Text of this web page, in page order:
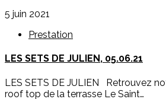
5 juin 2021
Prestation
LES SETS DE JULIEN, 05.06.21
LES SETS DE JULIEN Retrouvez
roof top de la terrasse Le Saint…